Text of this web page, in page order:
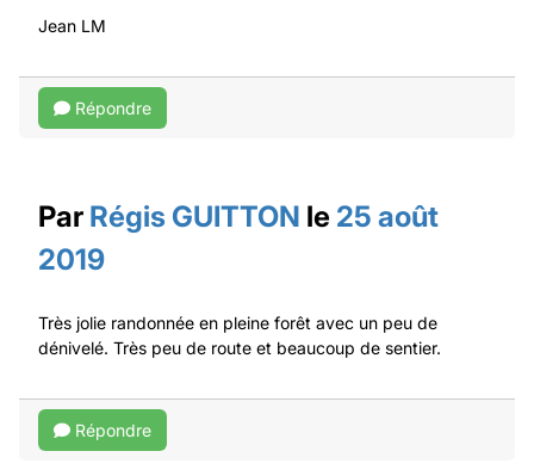
Jean LM
Répondre
Par Régis GUITTON le 25 août
2019
Très jolie randonnée en pleine forêt avec un peu de
dénivelé. Très peu de route et beaucoup de sentier.
Répondre